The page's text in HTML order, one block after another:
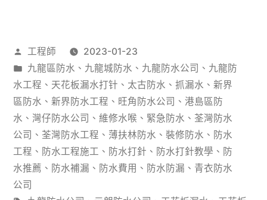
標
準）
程
物
料
2022
年
9
月
作
者：
工程師
2023-01-23
分
類：
九龍區防水 、 九龍城防水 、 九龍防水公司 、 九龍防
水工程 、 天花板漏水打针 、 太古防水 、 抓漏水 、 新界
區防水 、 新界防水工程 、 旺角防水公司 、 港島區防
水 、 灣仔防水公司 、 維修水喉 、 緊急防水 、 荃灣防水
公司 、 荃灣防水工程 、 薄扶林防水 、 裝修防水 、 防水
工程 、 防水工程施工 、 防水打針 、 防水打針教學 、 防
水推薦 、 防水補漏 、 防水費用 、 防水防漏 、 青衣防水
公司